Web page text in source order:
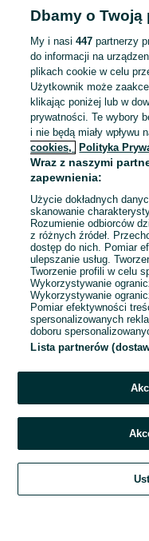
Szukaj Obserwujesz
Dbamy o
My i nasi447 partnerzy
do informacji na
plikach cookie w celu
Użytkownik może
klikając poniżej lub w
prywatności. Te wybory
i nie będą miały wpływu
cookies,
Polityka
Wraz z naszymi
zapewnienia:
Użycie dokładnych
skanowanie
Rozumienie odbiorców
z różnych źródeł.
dostęp do nich. Pomiar
ulepszanie usług.
Tworzenie profili w celu
Wykorzystywanie
Wykorzystywanie
Pomiar efektywności
spersonalizowanych
doboru
Lista partnerów